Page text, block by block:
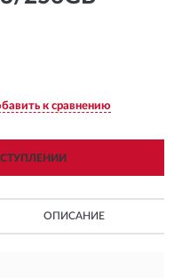
к сравнению
ОПИСАНИЕ